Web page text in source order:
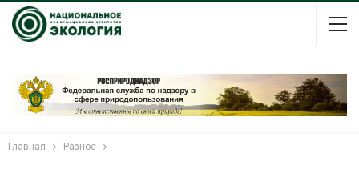
Главная Разное